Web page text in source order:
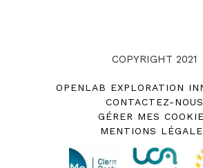
COPYRIGHT 2021
OPENLAB EXPLORATION
CONTACTEZ-NOUS
GÉRER MES
MENTIONS